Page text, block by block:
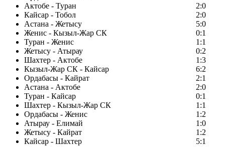
Актобе - Туран
2:0
Кайсар - Тобол
2:0
Астана - Жетысу
5:0
Женис - Кызыл-Жар СК
0:1
Туран - Женис
1:1
Жетысу - Атырау
0:2
Шахтер - Актобе
1:3
Кызыл-Жар СК - Кайсар
6:2
Ордабасы - Кайрат
2:1
Астана - Актобе
2:0
Туран - Кайсар
0:1
Шахтер - Кызыл-Жар СК
1:1
Ордабасы - Женис
1:2
Атырау - Елимай
1:0
Жетысу - Кайрат
1:2
Кайсар - Шахтер
5:1